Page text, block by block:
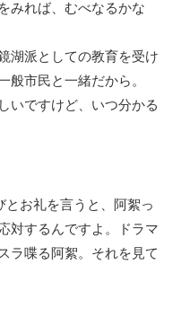
みれば、むべなるかな
湖派としての教育を受け
般市民と一緒だから。
いですけど、いつ分かる
お礼を言うと、阿絮っ
対するんですよ。ドラマ
ラ喋る阿絮。それを見て